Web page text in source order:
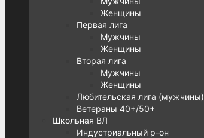
Женщины
Первая лига
Мужчины
Женщины
Вторая лига
Мужчины
Женщины
Любительская лига (мужчины)
Ветераны 40+/50+
Школьная ВЛ
Индустриальный р-он